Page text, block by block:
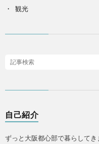
観光
自己紹介
ずっと大阪都心部で暮らして